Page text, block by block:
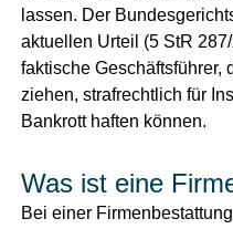
lassen. Der
aktuellen Urteil (5 StR
faktische Geschäftsführer,
ziehen, strafrechtlich für
Bankrott haften können.
Was ist eine
Bei einer